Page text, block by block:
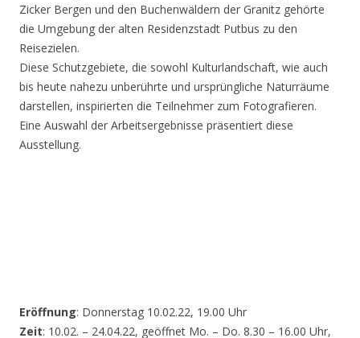
Zicker Bergen und den Buchenwäldern der Granitz gehörte
die Umgebung der alten Residenzstadt Putbus zu den
Reisezielen.
Diese Schutzgebiete, die sowohl Kulturlandschaft, wie auch
bis heute nahezu unberührte und ursprüngliche Naturräume
darstellen, inspirierten die Teilnehmer zum Fotografieren.
Eine Auswahl der Arbeitsergebnisse präsentiert diese
Ausstellung.
Eröffnung: Donnerstag 10.02.22, 19.00 Uhr
Zeit: 10.02. – 24.04.22, geöffnet Mo. – Do. 8.30 – 16.00 Uhr,